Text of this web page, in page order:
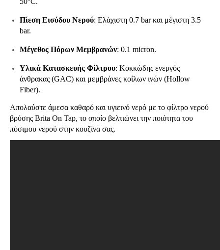
Πίεση Εισόδου Νερού: Ελάχιστη 0.7 bar και μέγιστη 3.5
bar.
Μέγεθος Πόρων Μεμβρανών: 0.1 micron.
Υλικά Κατασκευής Φίλτρου: Κοκκώδης ενεργός
άνθρακας (GAC) και μεμβράνες κοίλων ινών (Hollow
Fiber).
Απολαύστε άμεσα καθαρό και υγιεινό νερό με το φίλτρο νερού
βρύσης Brita On Tap, το οποίο βελτιώνει την ποιότητα του
πόσιμου νερού στην κουζίνα σας.